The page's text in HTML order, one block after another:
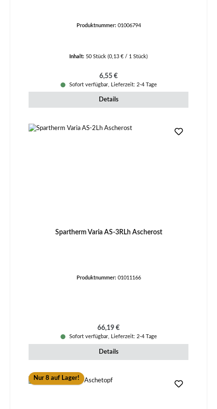
Produktnummer: 01006794
Inhalt: 50 Stück (0,13 € / 1 Stück)
Regulärer Preis:
6,55 €
Sofort verfügbar, Lieferzeit: 2-4 Tage
Details
Spartherm Varia AS-3RLh Ascherost
Produktnummer: 01011166
Regulärer Preis:
66,19 €
Sofort verfügbar, Lieferzeit: 2-4 Tage
Details
Nur 8 auf Lager!